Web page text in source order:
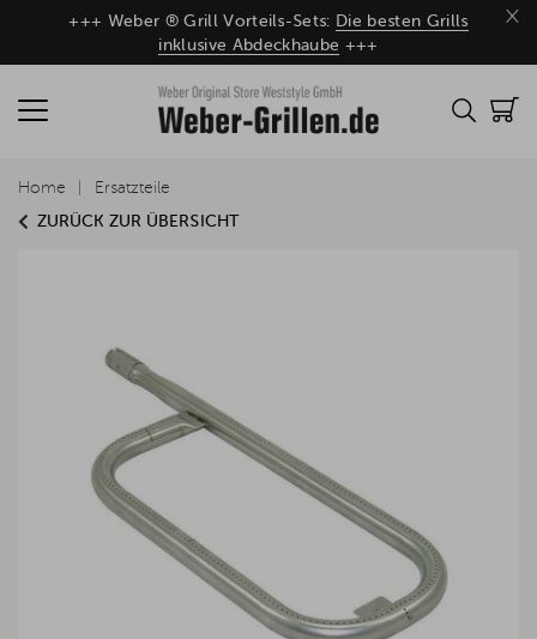
×
+++ Weber ® Grill Vorteils-Sets: Die besten Grills
inklusive Abdeckhaube +++
ZURÜCK ZUR ÜBERSICHT
Home Ersatzteile